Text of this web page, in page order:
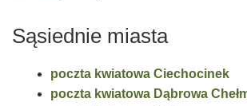
Sąsiednie miasta
poczta kwiatowa Ciechocinek
poczta kwiatowa Dąbrowa